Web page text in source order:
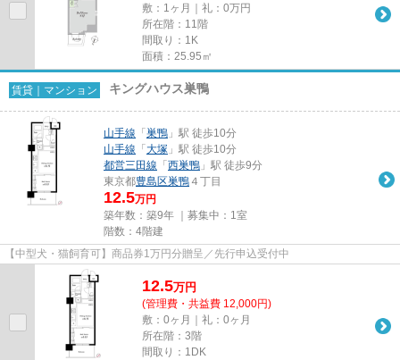
敷：1ヶ月｜礼：0万円
所在階：11階
間取り：1K
面積：25.95㎡
賃貸｜マンション キングハウス巣鴨
山手線 「 巣鴨 」駅 徒歩10分
山手線 「 大塚 」駅 徒歩10分
都営三田線 「 西巣鴨 」駅 徒歩9分
東京都豊島区巣鴨 ４丁目
12.5万円
築年数：築9年 ｜募集中： 1室
階数：4階建
【中型犬・猫飼育可】商品券1万円分贈呈／先行申込受付中
12.5万円
(管理費・共益費 12,000円)
敷：0ヶ月｜礼：0ヶ月
所在階：3階
間取り：1DK